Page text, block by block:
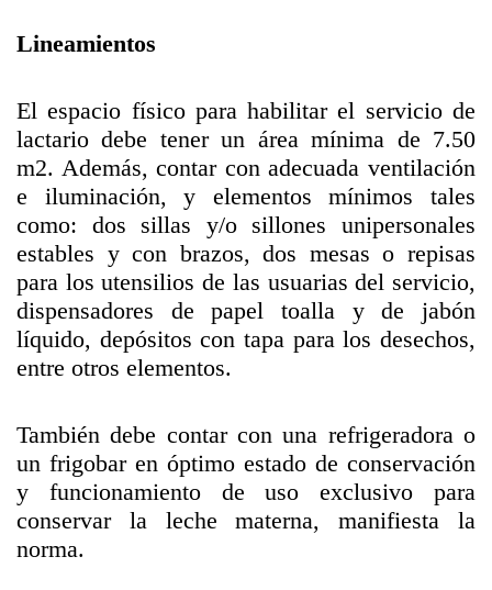
Lineamientos
El espacio físico para habilitar el servicio de
lactario debe tener un área mínima de 7.50
m2. Además, contar con adecuada ventilación
e iluminación, y elementos mínimos tales
como: dos sillas y/o sillones unipersonales
estables y con brazos, dos mesas o repisas
para los utensilios de las usuarias del servicio,
dispensadores de papel toalla y de jabón
líquido, depósitos con tapa para los desechos,
entre otros elementos.
También debe contar con una refrigeradora o
un frigobar en óptimo estado de conservación
y funcionamiento de uso exclusivo para
conservar la leche materna, manifiesta la
norma.